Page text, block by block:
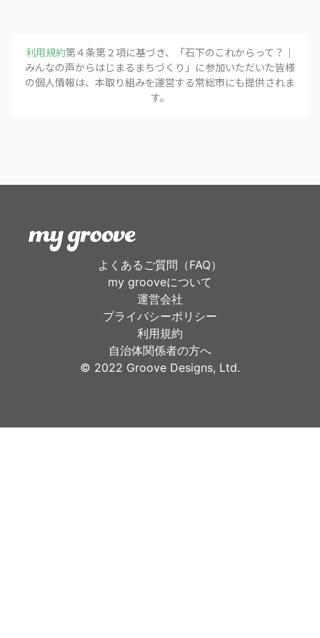
利用規約第４条第２項に基づき、「石下のこれからって？｜
みんなの声からはじまるまちづくり 」に参加いただいた皆様
の個人情報は、本取り組みを運営する常総市にも提供されま
す。
よくあるご質問（FAQ）
my grooveについて
運営会社
プライバシーポリシー
利用規約
自治体関係者の方へ
©︎ 2022 Groove Designs, Ltd.